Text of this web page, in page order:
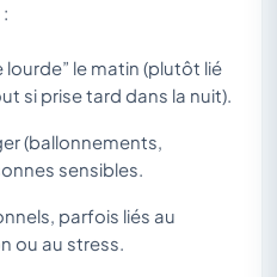
lourde” le matin (plutôt lié
si prise tard dans la nuit).
(ballonnements,
sensibles.
parfois liés au
ou au stress.